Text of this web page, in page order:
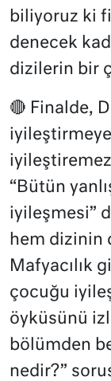
biliyoruz ki
denecek
dizilerin bir
🔴 Finalde,
“Bütün
iyileşmesi”
hem dizinin
Mafyacılık
çocuğu
öyküsünü
bölümden
nedir?”